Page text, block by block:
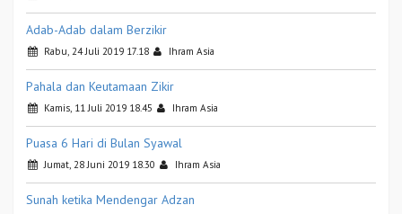
Adab-Adab dalam Berzikir
Rabu, 24 Juli 2019 17.18 Ihram Asia
Pahala dan Keutamaan Zikir
Kamis, 11 Juli 2019 18.45 Ihram Asia
Puasa 6 Hari di Bulan Syawal
Jumat, 28 Juni 2019 18.30 Ihram Asia
Sunah ketika Mendengar Adzan